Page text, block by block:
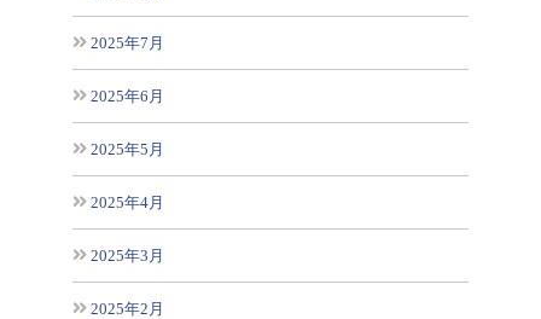
2025年7月
2025年6月
2025年5月
2025年4月
2025年3月
2025年2月